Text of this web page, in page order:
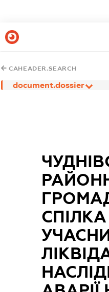
CAHEADER.SEARCH
document.dossier
СПІЛКА